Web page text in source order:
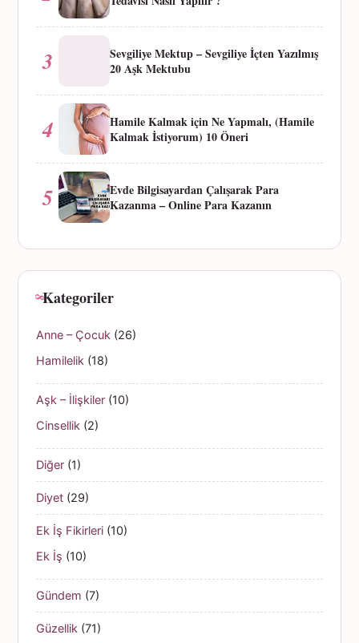
3
Sevgiliye Mektup – Sevgiliye İçten Yazılmış
20 Aşk Mektubu
4
Hamile Kalmak için Ne Yapmalı, (Hamile
Kalmak İstiyorum) 10 Öneri
5
Evde Bilgisayardan Çalışarak Para
Kazanma – Online Para Kazanın
Kategoriler
Anne – Çocuk (26)
Hamilelik (18)
Aşk – İlişkiler (10)
Cinsellik (2)
Diğer (1)
Diyet (29)
Ek İş Fikirleri (10)
Ek İş (10)
Gündem (7)
Güzellik (71)